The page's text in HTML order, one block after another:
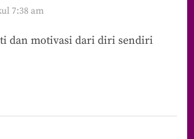
7:38 am
dan motivasi dari diri sendiri